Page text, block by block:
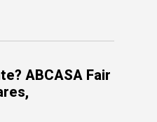
ABCASA Fair